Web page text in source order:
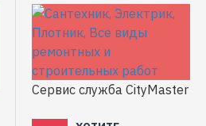
Сервис служба CityMaster